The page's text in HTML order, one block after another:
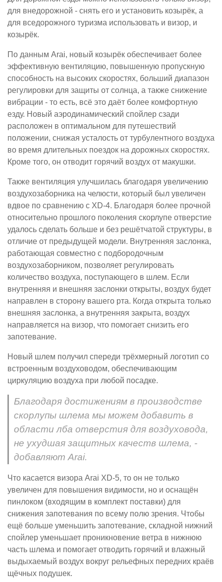
для внедорожной - снять его и установить козырёк, а
для вседорожного туризма использовать и визор, и
козырёк.
По данным Arai, новый козырёк обеспечивает более
эффективную вентиляцию, повышенную пропускную
способность на высоких скоростях, больший диапазон
регулировки для защиты от солнца, а также снижение
вибрации - то есть, всё это даёт более комфортную
езду. Новый аэродинамический спойлер сзади
расположен в оптимальном для путешествий
положении, снижая усталость от турбулентного воздуха
во время длительных поездок на дорожных скоростях.
Кроме того, он отводит горячий воздух от макушки.
Также вентиляция улучшилась благодаря увеличению
воздухозаборника на челюсти, который был увеличен
вдвое по сравнению с XD-4. Благодаря более прочной
относительно прошлого поколения скорлупе отверстие
удалось сделать больше и без решётчатой структуры, в
отличие от предыдущей модели. Внутренняя заслонка,
работающая совместно с подбородочным
воздухозаборником, позволяет регулировать
количество воздуха, поступающего в шлем. Если
внутренняя и внешняя заслонки открыты, воздух будет
направлен в сторону вашего рта. Когда открыта только
внешняя заслонка, а внутренняя закрыта, воздух
направляется на визор, что помогает снизить его
запотевание.
Новый шлем получил спереди трёхмерный логотип со
встроенным воздуховодом, обеспечивающим
циркуляцию воздуха при любой посадке.
Благодаря достижениям в производстве
скорлупы шлема мы можем добавить в
области лба отверстия для воздуховода,
не ухудшая защитных качеств шлема, -
добавляют Arai.
Что касается визора Arai XD-5, то он не только
увеличен для повышения видимости, но и оснащён
пинлоком (входящим в комплект поставки) для
снижения запотевания по всему полю зрения. Чтобы
ещё больше уменьшить запотевание, складной нижний
спойлер уменьшает проникновение ветра в нижнюю
часть шлема и помогает отводить горячий и влажный
выдыхаемый воздух вокруг рельефных передних краёв
щёчных подушек.